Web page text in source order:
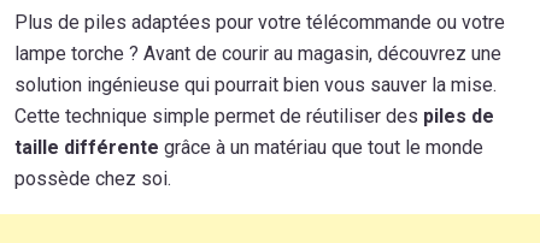
Plus de piles adaptées pour votre télécommande ou votre
lampe torche ? Avant de courir au magasin, découvrez une
solution ingénieuse qui pourrait bien vous sauver la mise.
Cette technique simple permet de réutiliser des piles de
taille différente grâce à un matériau que tout le monde
possède chez soi.